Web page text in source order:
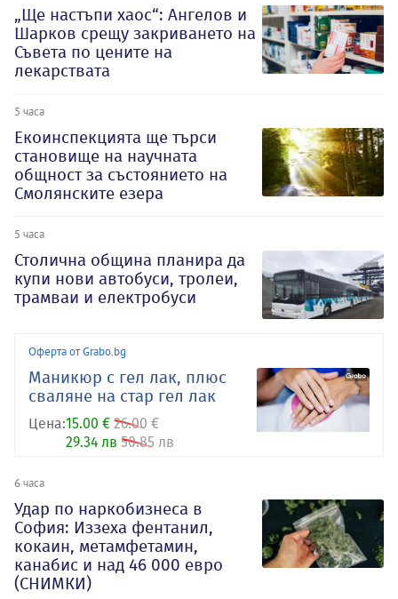
„Ще настъпи хаос“: Ангелов и
Шарков срещу закриването на
Съвета по цените на
лекарствата
5 часа
Екоинспекцията ще търси
становище на научната
общност за състоянието на
Смолянските езера
5 часа
Столична община планира да
купи нови автобуси, тролеи,
трамваи и електробуси
Оферта от Grabo.bg
Маникюр с гел лак, плюс
сваляне на стар гел лак
Цена:15.00 € 26.00 €
29.34 лв 50.85 лв
6 часа
Удар по наркобизнеса в
София: Иззеха фентанил,
кокаин, метамфетамин,
канабис и над 46 000 евро
(СНИМКИ)